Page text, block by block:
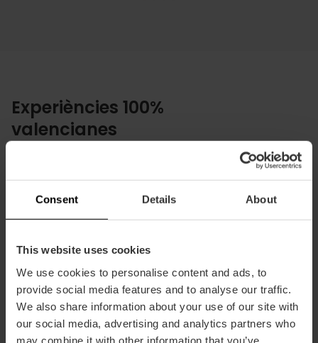
Consent Details About
This website uses cookies
We use cookies to personalise content and ads, to
provide social media features and to analyse our traffic.
We also share information about your use of our site with
our social media, advertising and analytics partners who
may combine it with other information that you’ve
Experiències 100%
valencianes